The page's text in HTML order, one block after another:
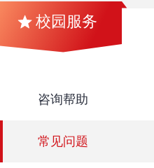
校园服务
咨询帮助
常见问题